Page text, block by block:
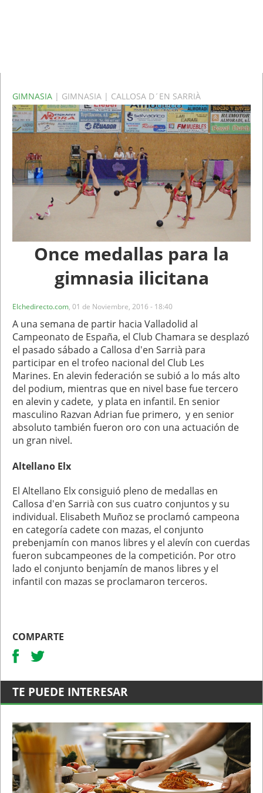
GIMNASIA | GIMNASIA | CALLOSA D´EN SARRIÀ
Once medallas para la
gimnasia ilicitana
Elchedirecto.com, 01 de Noviembre, 2016 - 18:40
A una semana de partir hacia Valladolid al
Campeonato de España, el Club Chamara se desplazó
el pasado sábado a Callosa d'en Sarrià para
participar en el trofeo nacional del Club Les
Marines. En alevin federación se subió a lo más alto
del podium, mientras que en nivel base fue tercero
en alevin y cadete, y plata en infantil. En senior
masculino Razvan Adrian fue primero, y en senior
absoluto también fueron oro con una actuación de
un gran nivel.
Altellano Elx
El Altellano Elx consiguió pleno de medallas en
Callosa d'en Sarrià con sus cuatro conjuntos y su
individual. Elisabeth Muñoz se proclamó campeona
en categoría cadete con mazas, el conjunto
prebenjamín con manos libres y el alevín con cuerdas
fueron subcampeones de la competición. Por otro
lado el conjunto benjamín de manos libres y el
infantil con mazas se proclamaron terceros.
COMPARTE
TE PUEDE INTERESAR